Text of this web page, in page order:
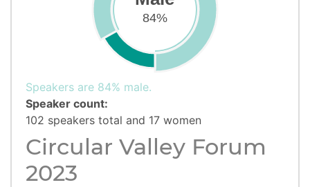
84%
Speakers are 84% male.
Speaker count:
102 speakers total and 17 women
Circular Valley Forum
2023